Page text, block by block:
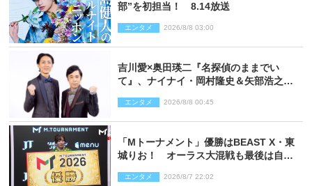
部”を初担当！ 8.14放送
エンタメ 2026/8/8 03:00
吉川愛×奥田瑛二『名探偵のままでい
て』、ナイナイ・岡村隆史＆矢部浩之の
エンタメ 2026/8/8 00:45
「Mトーナメント」優勝はBEAST X・東
城りお！ オーラス大混戦も最後は自ら
エンタメ 2026/8/7 22:02